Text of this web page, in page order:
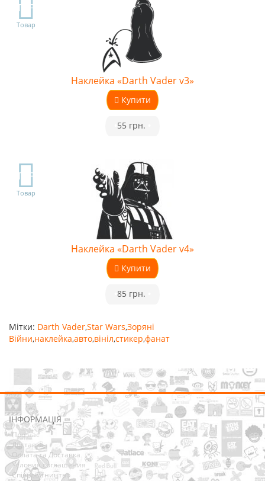
TOP
Товар
Наклейка «Darth Vader v3»
Купити
55 грн.
TOP
Товар
Наклейка «Darth Vader v4»
Купити
85 грн.
Мітки: Darth Vader,Star Wars,Зоряні
Війни,наклейка,авто,вініл,стикер,фанат
ІНФОРМАЦІЯ
Про нас
Доставка
Оплата та Доставка
Условия соглашения
Співробітництво